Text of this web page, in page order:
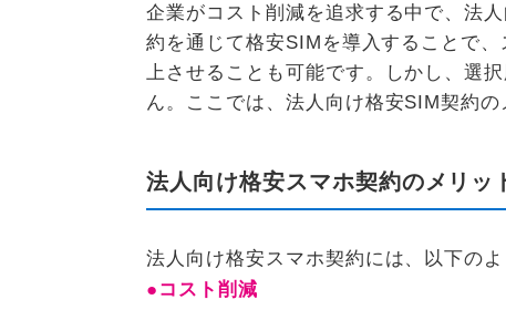
企業がコスト削減を追求する中で、法
約を通じて格安SIMを導入することで
上させることも可能です。しかし、選
ん。ここでは、法人向け格安SIM契約
法人向け格安スマホ契約のメリッ
法人向け格安スマホ契約には、以下の
●コスト削減